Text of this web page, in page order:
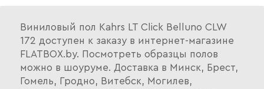
Виниловый пол Kahrs LT Click Belluno CLW
172 доступен к заказу в интернет-магазине
FLATBOX.by. Посмотреть образцы полов
можно в шоуруме. Доставка в Минск, Брест,
Гомель, Гродно, Витебск, Могилев,